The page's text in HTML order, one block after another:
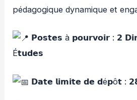
pédagogique dynamique et e
𝗣𝗼𝘀𝘁𝗲𝘀 à 𝗽𝗼𝘂𝗿𝘃𝗼𝗶𝗿 : 𝟮
É𝘁𝘂𝗱𝗲𝘀
𝗗𝗮𝘁𝗲 𝗹𝗶𝗺𝗶𝘁𝗲 𝗱𝗲 𝗱é𝗽ô𝘁 :